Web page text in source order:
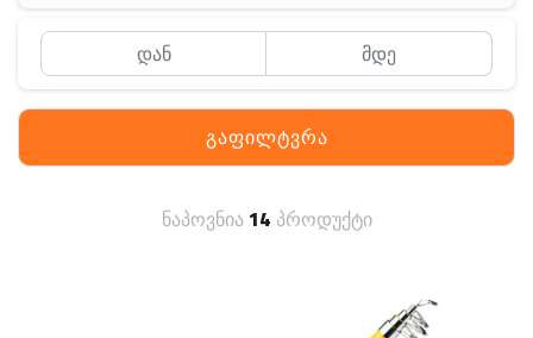
Off-Road
გაფილტვრა
ნაპოვნია14 პროდუქტი